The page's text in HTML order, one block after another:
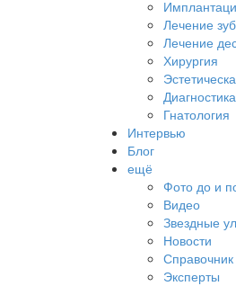
Лечение
Лечение
Хирургия
Диагностика
Гнатология
Интервью
Блог
ещё
Фото до и
Видео
Звездные
Новости
Справочник
Эксперты